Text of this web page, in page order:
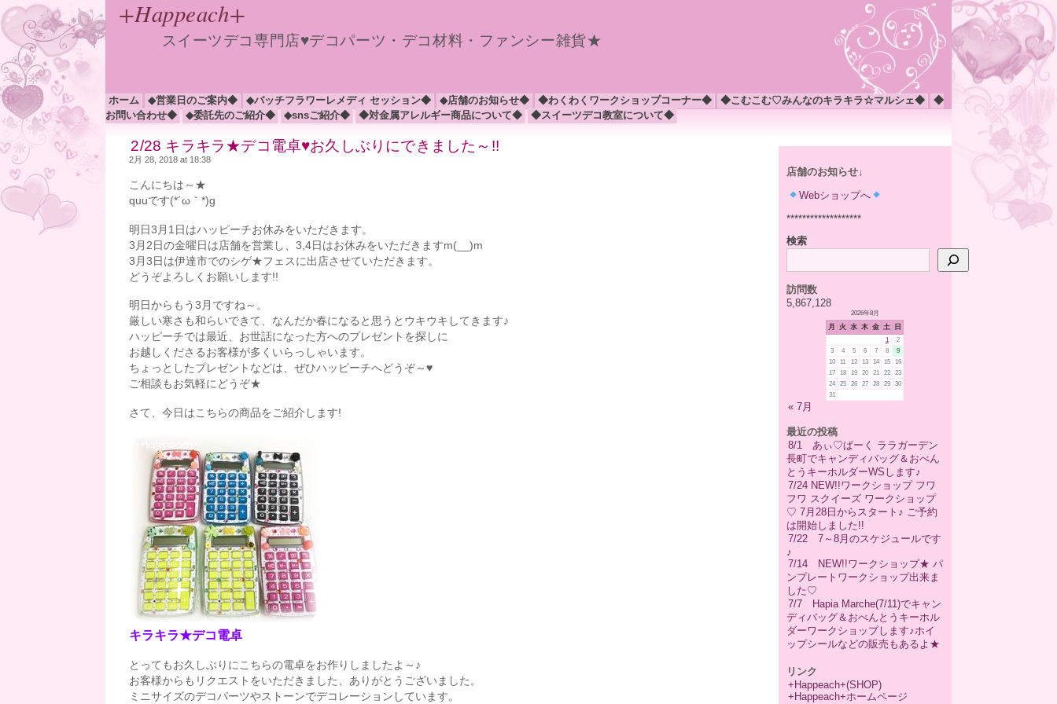
+Happeach+
スイーツデコ専門店♥デコパーツ・デコ材料・ファンシー雑貨★
ホーム ◆営業日のご案内◆ ◆バッチフラワーレメディ セッション◆ ◆店舗のお知らせ◆ ◆わくわくワークショップコーナー◆ ◆こむこむ♡みんなのキラキラ☆マルシェ◆
◆
お問い合わせ◆
◆委託先のご紹介◆ ◆snsご紹介◆ ◆対金属アレルギー商品について◆ ◆スイーツデコ教室について◆
店舗のお知らせ↓
Webショップへ
*******************
検索
訪問数
5,867,128
2026年8月
月 火 水 木 金 土 日
1
2
3
4 5 6 7 8
9
10
11 12 13 14 15
16
17
18 19 20 21 22
23
24
25 26 27 28 29
30
31
« 7月
最近の投稿
8/1 あぃ♡ぱーく ララガーデン
長町でキャンディバッグ＆おべん
とうキーホルダーWSします♪
7/24 NEW!!ワークショップ フワ
フワ スクイーズ ワークショップ
♡ 7月28日からスタート♪ ご予約
は開始しました!!
7/22 7～8月のスケジュールです
♪
7/14 NEW!!ワークショップ★ パ
ンプレートワークショップ出来ま
した♡
7/7 Hapia Marche(7/11)でキャン
ディバッグ＆おべんとうキーホル
ダーワークショップします♪ホイ
ップシールなどの販売もあるよ★
リンク
+Happeach+(SHOP)
+Happeach+ホームページ
2/28 キラキラ★デコ電卓♥お久しぶりにできました～!!
2月 28, 2018 at 18:38
こんにちは～★
quuです(*´ω｀*)g
明日3月1日はハッピーチお休みをいただきます。
3月2日の金曜日は店舗を営業し、3,4日はお休みをいただきますm(__)m
3月3日は伊達市でのシゲ★フェスに出店させていただきます。
どうぞよろしくお願いします!!
明日からもう3月ですね～。
厳しい寒さも和らいできて、なんだか春になると思うとウキウキしてきます♪
ハッピーチでは最近、お世話になった方へのプレゼントを探しに
お越しくださるお客様が多くいらっしゃいます。
ちょっとしたプレゼントなどは、ぜひハッピーチへどうぞ～♥
ご相談もお気軽にどうぞ★
さて、今日はこちらの商品をご紹介します!
キラキラ★デコ電卓
とってもお久しぶりにこちらの電卓をお作りしましたよ～♪
お客様からもリクエストをいただきました、ありがとうございました。
ミニサイズのデコパーツやストーンでデコレーションしています。